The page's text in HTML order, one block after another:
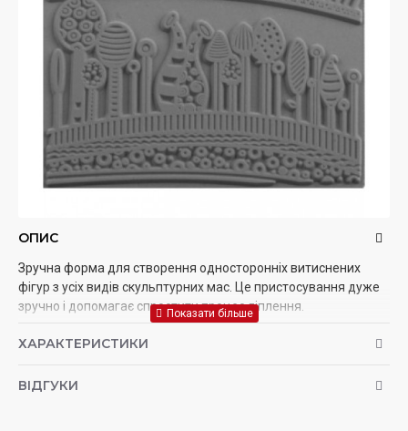
ОПИС
Зручна форма для створення односторонніх витиснених
фігур з усіх видів скульптурних мас. Це пристосування дуже
зручно і допомагає спростити процес ліплення.
ХАРАКТЕРИСТИКИ
ВІДГУКИ